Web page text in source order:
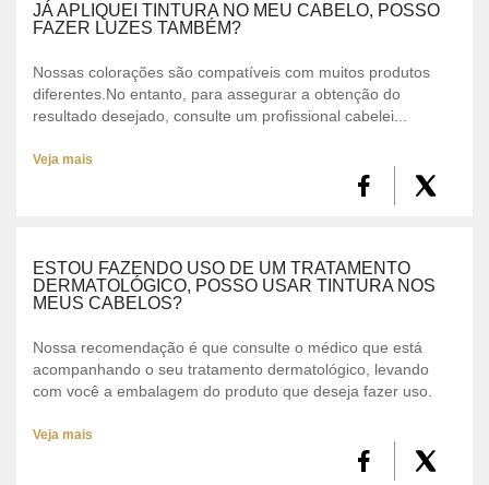
JÁ APLIQUEI TINTURA NO MEU CABELO, POSSO
FAZER LUZES TAMBÉM?
Nossas colorações são compatíveis com muitos produtos
diferentes.No entanto, para assegurar a obtenção do
resultado desejado, consulte um profissional cabelei...
Veja mais
ESTOU FAZENDO USO DE UM TRATAMENTO
DERMATOLÓGICO, POSSO USAR TINTURA NOS
MEUS CABELOS?
Nossa recomendação é que consulte o médico que está
acompanhando o seu tratamento dermatológico, levando
com você a embalagem do produto que deseja fazer uso.
Veja mais